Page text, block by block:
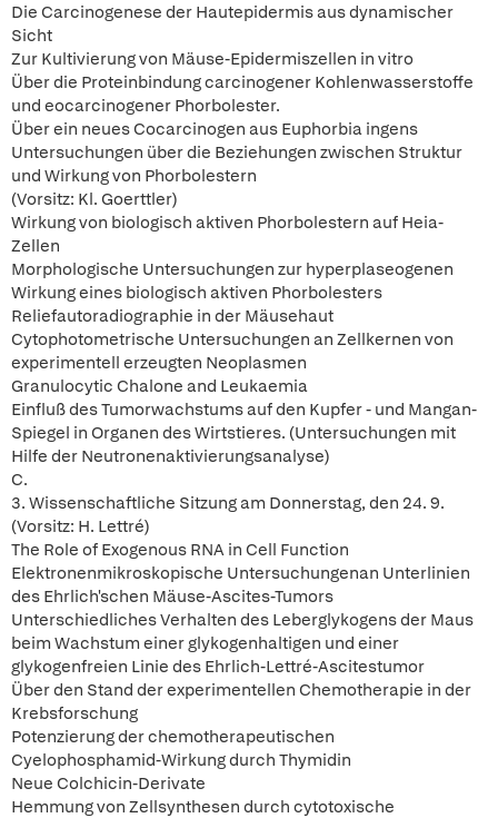
Die Carcinogenese der Hautepidermis aus dynamischer
Sicht
Zur Kultivierung von Mäuse-Epidermiszellen in vitro
Über die Proteinbindung carcinogener Kohlenwasserstoffe
und eocarcinogener Phorbolester.
Über ein neues Cocarcinogen aus Euphorbia ingens
Untersuchungen über die Beziehungen zwischen Struktur
und Wirkung von Phorbolestern
(Vorsitz: Kl. Goerttler)
Wirkung von biologisch aktiven Phorbolestern auf Heia-
Zellen
Morphologische Untersuchungen zur hyperplaseogenen
Wirkung eines biologisch aktiven Phorbolesters
Reliefautoradiographie in der Mäusehaut
Cytophotometrische Untersuchungen an Zellkernen von
experimentell erzeugten Neoplasmen
Granulocytic Chalone and Leukaemia
Einfluß des Tumorwachstums auf den Kupfer - und Mangan-
Spiegel in Organen des Wirtstieres. (Untersuchungen mit
Hilfe der Neutronenaktivierungsanalyse)
C.
3. Wissenschaftliche Sitzung am Donnerstag, den 24. 9.
(Vorsitz: H. Lettré)
The Role of Exogenous RNA in Cell Function
Elektronenmikroskopische Untersuchungenan Unterlinien
des Ehrlich'schen Mäuse-Ascites-Tumors
Unterschiedliches Verhalten des Leberglykogens der Maus
beim Wachstum einer glykogenhaltigen und einer
glykogenfreien Linie des Ehrlich-Lettré-Ascitestumor
Über den Stand der experimentellen Chemotherapie in der
Krebsforschung
Potenzierung der chemotherapeutischen
Cyelophosphamid-Wirkung durch Thymidin
Neue Colchicin-Derivate
Hemmung von Zellsynthesen durch cytotoxische